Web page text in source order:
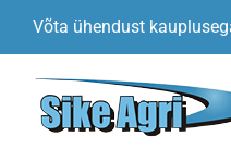
Võta ühendust